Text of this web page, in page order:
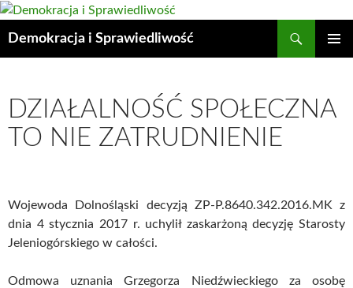
Przejdź
treści
Demokracja i Sprawiedliwość
DZIAŁALNOŚĆ SPOŁECZNA
TO NIE ZATRUDNIENIE
Wojewoda Dolnośląski decyzją ZP-P.8640.342.2016.MK z
dnia 4 stycznia 2017 r. uchylił zaskarżoną decyzję Starosty
Jeleniogórskiego w całości.
Odmowa uznania Grzegorza Niedźwieckiego za osobę